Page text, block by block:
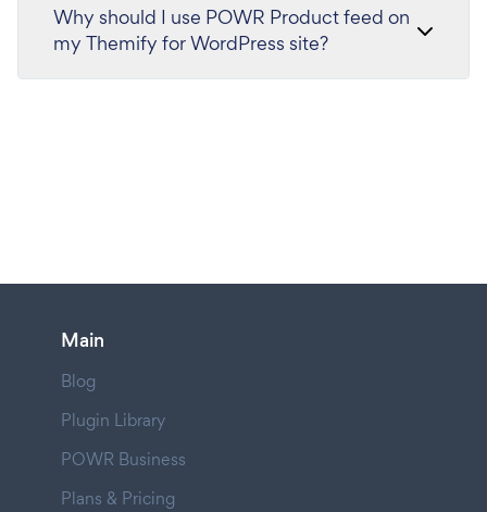
Why should I use POWR Product feed on
my Themify for WordPress site?
Main
Blog
Plugin Library
POWR Business
Plans & Pricing